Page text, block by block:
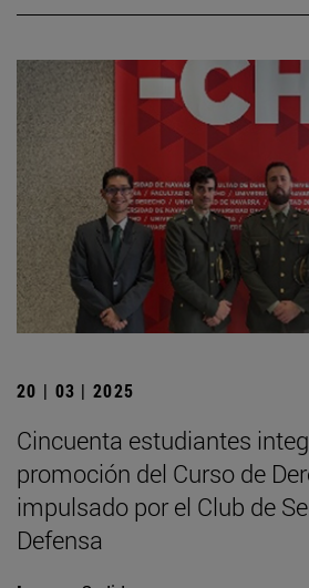
20 | 03 | 2025
Cincuenta estudiantes
promoción del Curso de
impulsado por el Club de
Defensa